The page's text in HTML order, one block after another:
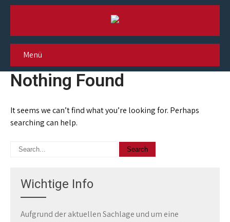
Menü
Nothing Found
It seems we can’t find what you’re looking for. Perhaps
searching can help.
Wichtige Info
Aufgrund der aktuellen Sachlage und um eine